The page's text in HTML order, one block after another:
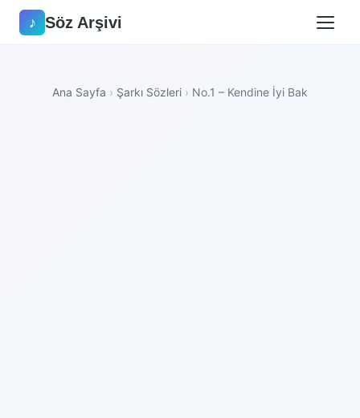
♪ Söz Arşivi
Ana Sayfa › Şarkı Sözleri › No.1 – Kendine İyi Bak